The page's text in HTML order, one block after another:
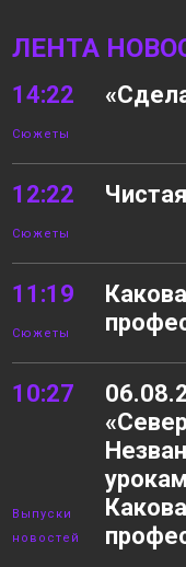
ЛЕНТА
14:22
Сюжеты
12:22
Сюжеты
11:19
Сюжеты
10:27
Выпуски
новостей